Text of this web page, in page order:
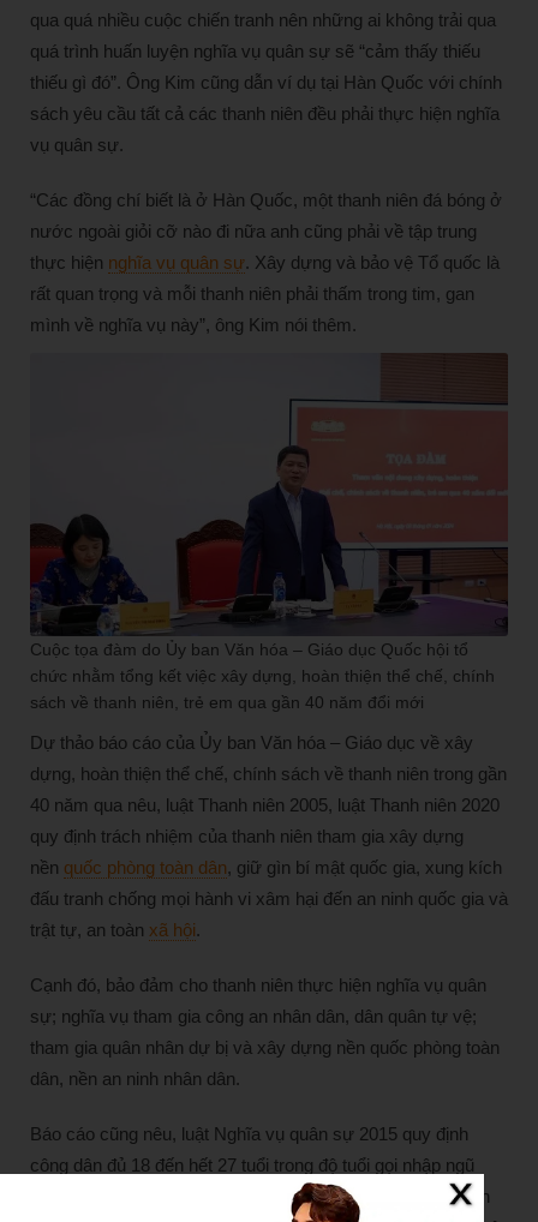
qua quá nhiều cuộc chiến tranh nên những ai không trải qua
quá trình huấn luyện nghĩa vụ quân sự sẽ “cảm thấy thiếu
thiếu gì đó”. Ông Kim cũng dẫn ví dụ tại Hàn Quốc với chính
sách yêu cầu tất cả các thanh niên đều phải thực hiện nghĩa
vụ quân sự.
“Các đồng chí biết là ở Hàn Quốc, một thanh niên đá bóng ở
nước ngoài giỏi cỡ nào đi nữa anh cũng phải về tập trung
thực hiện nghĩa vụ quân sự. Xây dựng và bảo vệ Tổ quốc là
rất quan trọng và mỗi thanh niên phải thấm trong tim, gan
mình về nghĩa vụ này”, ông Kim nói thêm.
Cuộc tọa đàm do Ủy ban Văn hóa – Giáo dục Quốc hội tổ
chức nhằm tổng kết việc xây dựng, hoàn thiện thể chế, chính
sách về thanh niên, trẻ em qua gần 40 năm đổi mới
Dự thảo báo cáo của Ủy ban Văn hóa – Giáo dục về xây
dựng, hoàn thiện thể chế, chính sách về thanh niên trong gần
40 năm qua nêu, luật Thanh niên 2005, luật Thanh niên 2020
quy định trách nhiệm của thanh niên tham gia xây dựng
nền quốc phòng toàn dân, giữ gìn bí mật quốc gia, xung kích
đấu tranh chống mọi hành vi xâm hại đến an ninh quốc gia và
trật tự, an toàn xã hội.
Cạnh đó, bảo đảm cho thanh niên thực hiện nghĩa vụ quân
sự; nghĩa vụ tham gia công an nhân dân, dân quân tự vệ;
tham gia quân nhân dự bị và xây dựng nền quốc phòng toàn
dân, nền an ninh nhân dân.
Báo cáo cũng nêu, luật Nghĩa vụ quân sự 2015 quy định
công dân đủ 18 đến hết 27 tuổi trong độ tuổi gọi nhập ngũ
thực hiện nghĩa vụ quân sự đã làm tốt công tác tuyển quân